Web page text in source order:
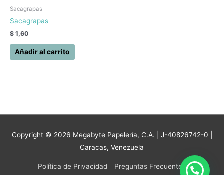
Sacagrapas
Sacagrapas
$ 1,60
Añadir al carrito
Copyright © 2026 Megabyte Papelería, C.A. | J-40826742-0 |
Caracas, Venezuela
Política de Privacidad Preguntas Frecuentes